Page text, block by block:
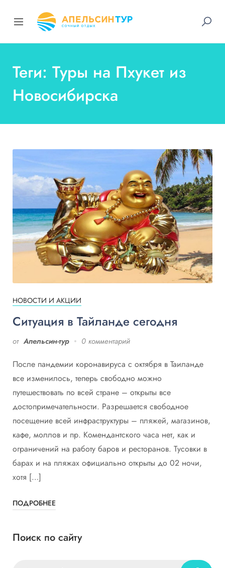
Теги: Туры на Пхукет из
Новосибирска
НОВОСТИ И АКЦИИ
Ситуация в Тайланде сегодня
от Апельсин-тур 0 комментарий
После пандемии коронавируса с октября в Таиланде
все изменилось, теперь свободно можно
путешествовать по всей стране – открыты все
достопримечательности. Разрешается свободное
посещение всей инфраструктуры – пляжей, магазинов,
кафе, моллов и пр. Комендантского часа нет, как и
ограничений на работу баров и ресторанов. Тусовки в
барах и на пляжах официально открыты до 02 ночи,
хотя […]
ПОДРОБНЕЕ
Поиск по сайту